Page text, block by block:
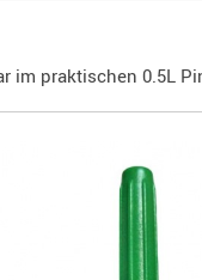
im praktischen 0.5L